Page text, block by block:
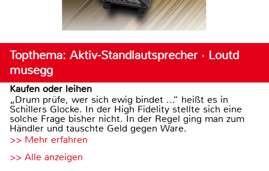
Topthema: Aktiv-Standlautsprecher · Loutd
musegg
Kaufen oder leihen
„Drum prüfe, wer sich ewig bindet ...“ heißt es in
Schillers Glocke. In der High Fidelity stellte sich eine
solche Frage bisher nicht. In der Regel ging man zum
Händler und tauschte Geld gegen Ware.
>> Mehr erfahren
>> Alle anzeigen